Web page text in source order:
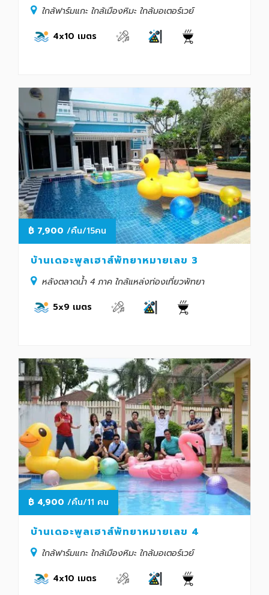
ใกล้ฟาร์มแกะ ใกล้เมืองหิมะ ใกล้มอเตอร์เวย์
4x10 เมตร
฿ 7,900 /คืน/15คน
บ้านเดอะพูลเฮาส์พัทยาหมายเลข 3
หลังตลาดน้ำ 4 ภาค ใกล้แหล่งท่องเที่ยวพัทยา
5x9 เมตร
฿ 4,900 /คืน/11 คน
บ้านเดอะพูลเฮาส์พัทยาหมายเลข 4
ใกล้ฟาร์มแกะ ใกล้เมืองหิมะ ใกล้มอเตอร์เวย์
4x10 เมตร